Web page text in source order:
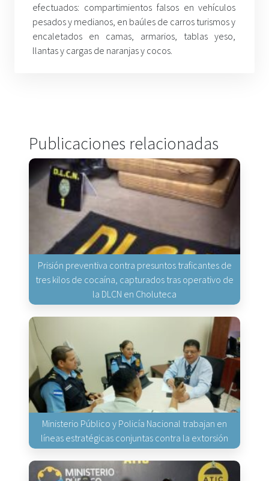
efectuados: compartimientos falsos en vehículos
pesados y medianos, en baúles de carros turismos y
encaletados en camas, armarios, tablas yeso,
llantas y cargas de naranjas y cocos.
Publicaciones relacionadas
Prisión preventiva contra presuntos traficantes de
tres kilos de cocaína, capturados tras operativo de
la DLCN en Choluteca
Ministerio Público y Policía Nacional trabajan en
líneas estratégicas conjuntas contra la extorsión